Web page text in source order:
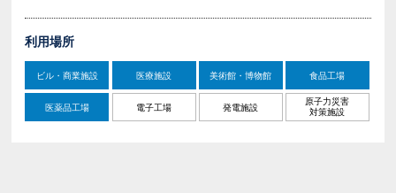
利用場所
ビル・商業施設 医療施設 美術館・博物館 食品工場
医薬品工場 電子工場 発電施設
原子力災害
対策施設